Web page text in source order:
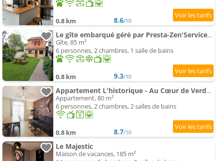
0.8 km 8.6/10
Le gîte embarqué géré par Presta-Zen'Services Barque électrique en supplément
Gîte, 85 m²
6 personnes, 2 chambres, 1 salle de bains
0.8 km 9.3/10
Appartement L'historique - Au Cœur de Verdun
Appartement, 80 m²
6 personnes, 2 chambres, 2 salles de bains
0.8 km 8.7/10
Le Majestic
Maison de vacances, 185 m²